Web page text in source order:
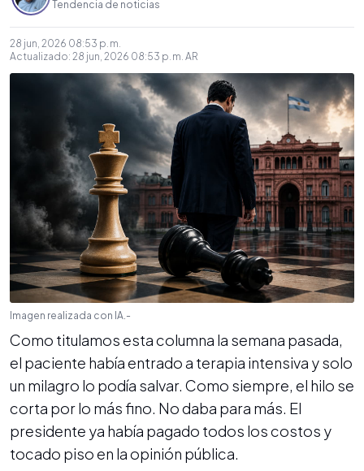
Tendencia de noticias
28 jun, 2026 08:53 p. m.
Actualizado: 28 jun, 2026 08:53 p. m. AR
Imagen realizada con IA.-
Como titulamos esta columna la semana pasada,
el paciente había entrado a terapia intensiva y solo
un milagro lo podía salvar. Como siempre, el hilo se
corta por lo más fino. No daba para más. El
presidente ya había pagado todos los costos y
tocado piso en la opinión pública.